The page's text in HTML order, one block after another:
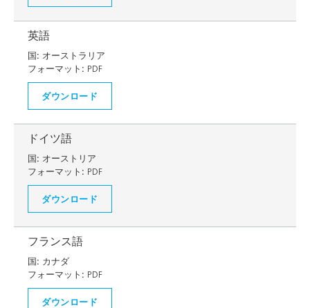
英語
国: オーストラリア
フォーマット: PDF
ダウンロード
ドイツ語
国: オーストリア
フォーマット: PDF
ダウンロード
フランス語
国: カナダ
フォーマット: PDF
ダウンロード